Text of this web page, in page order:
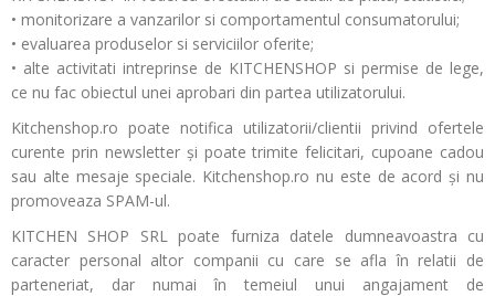
• monitorizare a vanzarilor si comportamentul consumatorului;
• evaluarea produselor si serviciilor oferite;
• alte activitati intreprinse de KITCHENSHOP si permise de lege,
ce nu fac obiectul unei aprobari din partea utilizatorului.
Kitchenshop.ro poate notifica utilizatorii/clientii privind ofertele
curente prin newsletter şi poate trimite felicitari, cupoane cadou
sau alte mesaje speciale. Kitchenshop.ro nu este de acord şi nu
promoveaza SPAM-ul.
KITCHEN SHOP SRL poate furniza datele dumneavoastra cu
caracter personal altor companii cu care se afla în relatii de
parteneriat, dar numai în temeiul unui angajament de